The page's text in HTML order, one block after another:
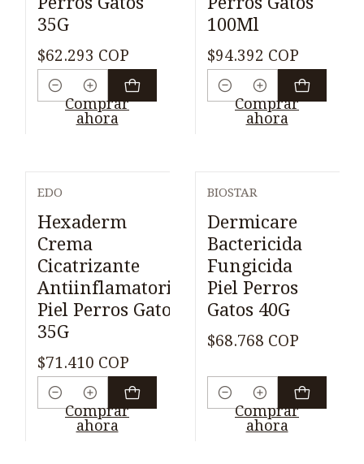
35G
$62.293 COP
Cantidad
Comprar
ahora
100Ml
$94.392 COP
Cantidad
Comprar
ahora
EDO
Hexaderm
Crema
Cicatrizante
Antiinflamatorio
Piel Perros Gatos
35G
$71.410 COP
Cantidad
Comprar
ahora
BIOSTAR
Dermicare
Bactericida
Fungicida
Piel Perros
Gatos 40G
$68.768 COP
Cantidad
Comprar
ahora